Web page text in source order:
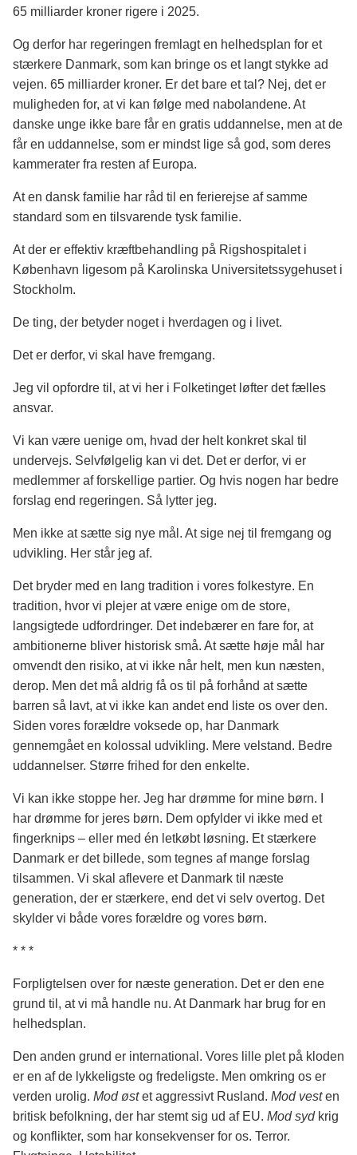
65 milliarder kroner rigere i 2025.
Og derfor har regeringen fremlagt en helhedsplan for et
stærkere Danmark, som kan bringe os et langt stykke ad
vejen. 65 milliarder kroner. Er det bare et tal? Nej, det er
muligheden for, at vi kan følge med nabolandene. At
danske unge ikke bare får en gratis uddannelse, men at de
får en uddannelse, som er mindst lige så god, som deres
kammerater fra resten af Europa.
At en dansk familie har råd til en ferierejse af samme
standard som en tilsvarende tysk familie.
At der er effektiv kræftbehandling på Rigshospitalet i
København ligesom på Karolinska Universitetssygehuset i
Stockholm.
De ting, der betyder noget i hverdagen og i livet.
Det er derfor, vi skal have fremgang.
Jeg vil opfordre til, at vi her i Folketinget løfter det fælles
ansvar.
Vi kan være uenige om, hvad der helt konkret skal til
undervejs. Selvfølgelig kan vi det. Det er derfor, vi er
medlemmer af forskellige partier. Og hvis nogen har bedre
forslag end regeringen. Så lytter jeg.
Men ikke at sætte sig nye mål. At sige nej til fremgang og
udvikling. Her står jeg af.
Det bryder med en lang tradition i vores folkestyre. En
tradition, hvor vi plejer at være enige om de store,
langsigtede udfordringer. Det indebærer en fare for, at
ambitionerne bliver historisk små. At sætte høje mål har
omvendt den risiko, at vi ikke når helt, men kun næsten,
derop. Men det må aldrig få os til på forhånd at sætte
barren så lavt, at vi ikke kan andet end liste os over den.
Siden vores forældre voksede op, har Danmark
gennemgået en kolossal udvikling. Mere velstand. Bedre
uddannelser. Større frihed for den enkelte.
Vi kan ikke stoppe her. Jeg har drømme for mine børn. I
har drømme for jeres børn. Dem opfylder vi ikke med et
fingerknips – eller med én letkøbt løsning. Et stærkere
Danmark er det billede, som tegnes af mange forslag
tilsammen. Vi skal aflevere et Danmark til næste
generation, der er stærkere, end det vi selv overtog. Det
skylder vi både vores forældre og vores børn.
* * *
Forpligtelsen over for næste generation. Det er den ene
grund til, at vi må handle nu. At Danmark har brug for en
helhedsplan.
Den anden grund er international. Vores lille plet på kloden
er en af de lykkeligste og fredeligste. Men omkring os er
verden urolig. Mod østet aggressivt Rusland. Mod vesten
britisk befolkning, der har stemt sig ud af EU. Mod sydkrig
og konflikter, som har konsekvenser for os. Terror.